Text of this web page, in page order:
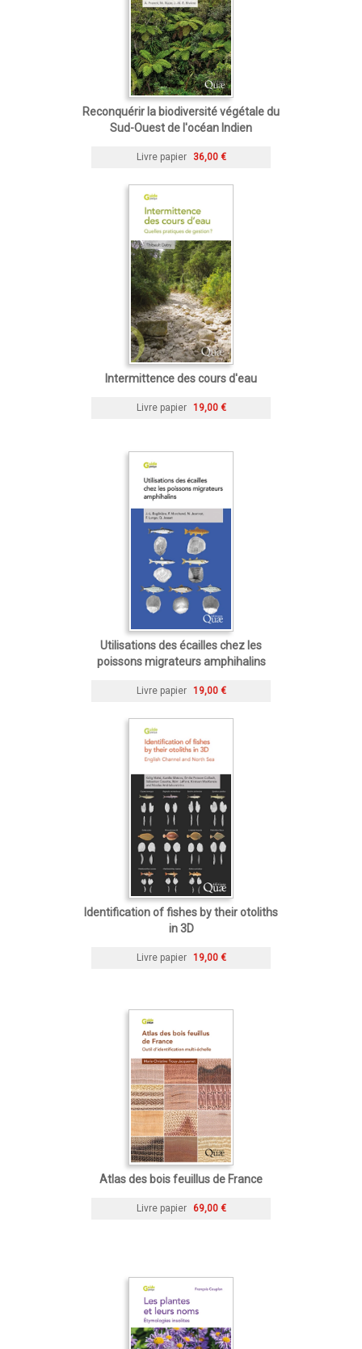
Reconquérir la biodiversité végétale du
Sud-Ouest de l'océan Indien
Livre papier 36,00 €
Intermittence des cours d'eau
Livre papier 19,00 €
Utilisations des écailles chez les
poissons migrateurs amphihalins
Livre papier 19,00 €
Identification of fishes by their otoliths
in 3D
Livre papier 19,00 €
Atlas des bois feuillus de France
Livre papier 69,00 €